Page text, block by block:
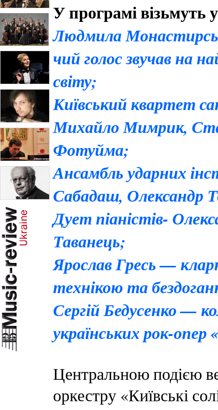
У програмі візьмуть
Людмила
чий голос звучав на
світу;
Київський квартет
Михайло Мимрик,
Фотуйма;
Ансамбль ударних
Сабадаш, Олександр
Дует піаністів-
Таванець;
Ярослав Гресь —
технікою та
Сергій Бедусенко —
українських рок-
Центральною подією
оркестру «Київські